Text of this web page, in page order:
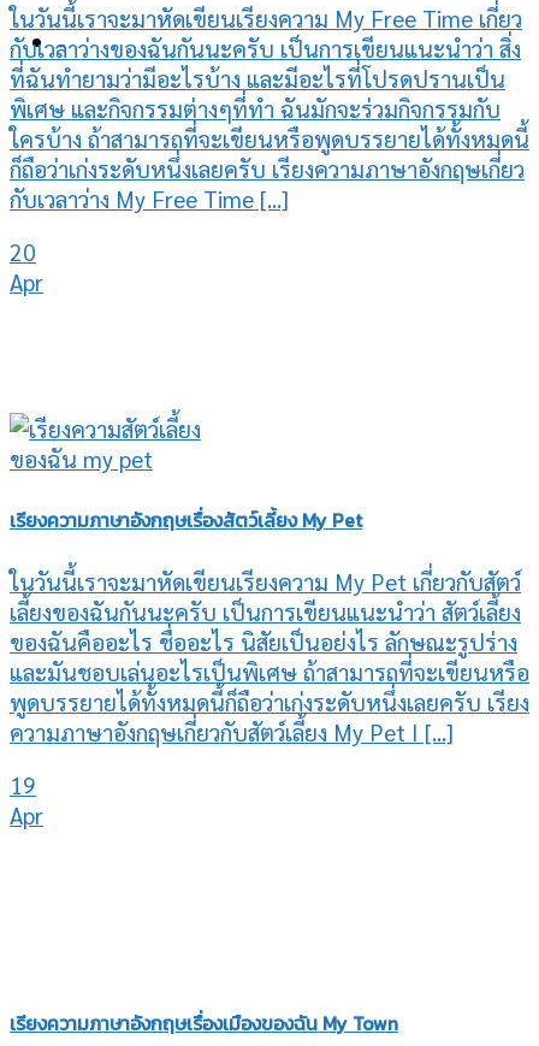
-
ในวันนี้เราจะมาหัดเขียนเรียงความ My Free Time เกี่ยว
กับเวลาว่างของฉันกันนะครับ เป็นการเขียนแนะนำว่า สิ่ง
ที่ฉันทำยามว่ามีอะไรบ้าง และมีอะไรที่โปรดปรานเป็น
พิเศษ และกิจกรรมต่างๆที่ทำ ฉันมักจะร่วมกิจกรรมกับ
ใครบ้าง ถ้าสามารถที่จะเขียนหรือพูดบรรยายได้ทั้งหมดนี้
ก็ถือว่าเก่งระดับหนึ่งเลยครับ เรียงความภาษาอังกฤษเกี่ยว
กับเวลาว่าง My Free Time [...]
20
Apr
เรียงความภาษาอังกฤษเรื่องสัตว์เลี้ยง My Pet
ในวันนี้เราจะมาหัดเขียนเรียงความ My Pet เกี่ยวกับสัตว์
เลี้ยงของฉันกันนะครับ เป็นการเขียนแนะนำว่า สัตว์เลี้ยง
ของฉันคืออะไร ชื่ออะไร นิสัยเป็นอย่งไร ลักษณะรูปร่าง
และมันชอบเล่นอะไรเป็นพิเศษ ถ้าสามารถที่จะเขียนหรือ
พูดบรรยายได้ทั้งหมดนี้ก็ถือว่าเก่งระดับหนึ่งเลยครับ เรียง
ความภาษาอังกฤษเกี่ยวกับสัตว์เลี้ยง My Pet I [...]
19
Apr
เรียงความภาษาอังกฤษเรื่องเมืองของฉัน My Town